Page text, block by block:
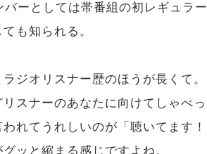
ーとしては帯番組の初レギュラ
も知られる。
ジオリスナー歴のほうが長くて
リスナーのあなたに向けてしゃべ
れてうれしいのが「聴いてます
ッと縮まる感じですよね。